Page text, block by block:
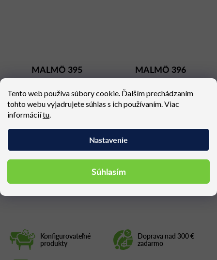
Tento web používa súbory cookie. Ďalším prechádzaním
tohto webu vyjadrujete súhlas s ich používaním. Viac
informáciítu
Nastavenie
Súhlasím
Konfigurovateľné
produkty
Doprava nad 300 €
zadarmo
MALMÖ 395
Dostupné (dodacia lehota 4
týždne)
492 €
MALMÖ 396
Dostupné (dodacia lehota 5
týždňov)
Podobné produkty